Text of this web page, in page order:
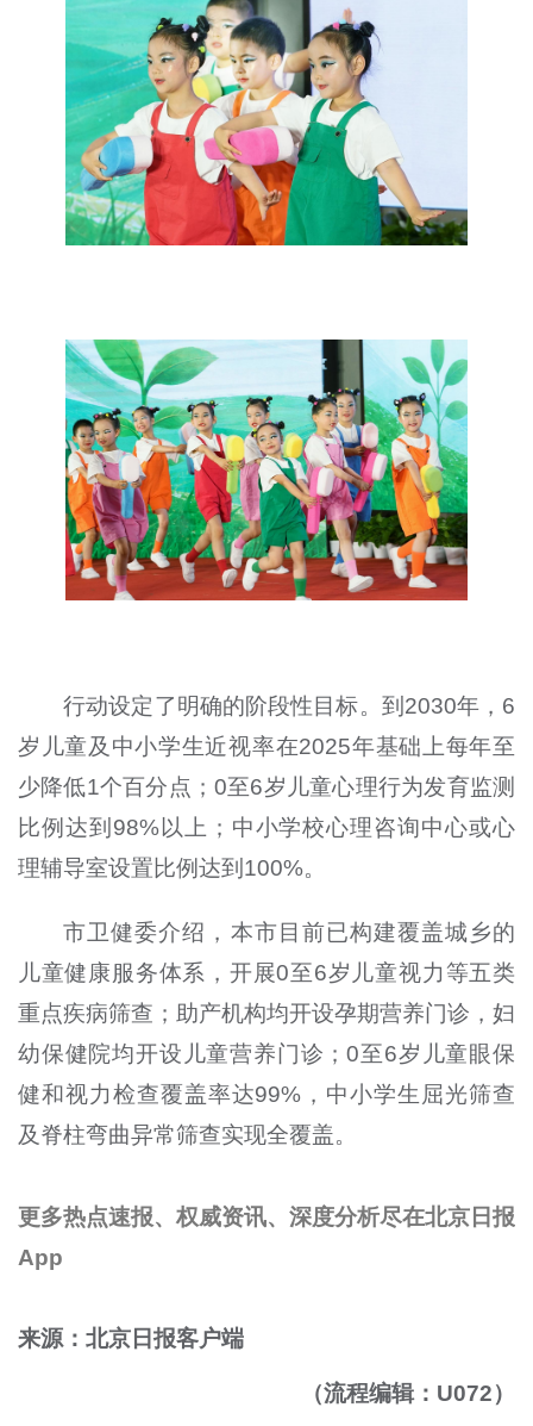
行动设定了明确的阶段性目标。到2030年，6
岁儿童及中小学生近视率在2025年基础上每年至
少降低1个百分点；0至6岁儿童心理行为发育监测
比例达到98%以上；中小学校心理咨询中心或心
理辅导室设置比例达到100%。
市卫健委介绍，本市目前已构建覆盖城乡的
儿童健康服务体系，开展0至6岁儿童视力等五类
重点疾病筛查；助产机构均开设孕期营养门诊，妇
幼保健院均开设儿童营养门诊；0至6岁儿童眼保
健和视力检查覆盖率达99% ，中小学生屈光筛查
及脊柱弯曲异常筛查实现全覆盖。
更多热点速报、权威资讯、深度分析尽在北京日报
App
来源：北京日报客户端
（流程编辑：U072）